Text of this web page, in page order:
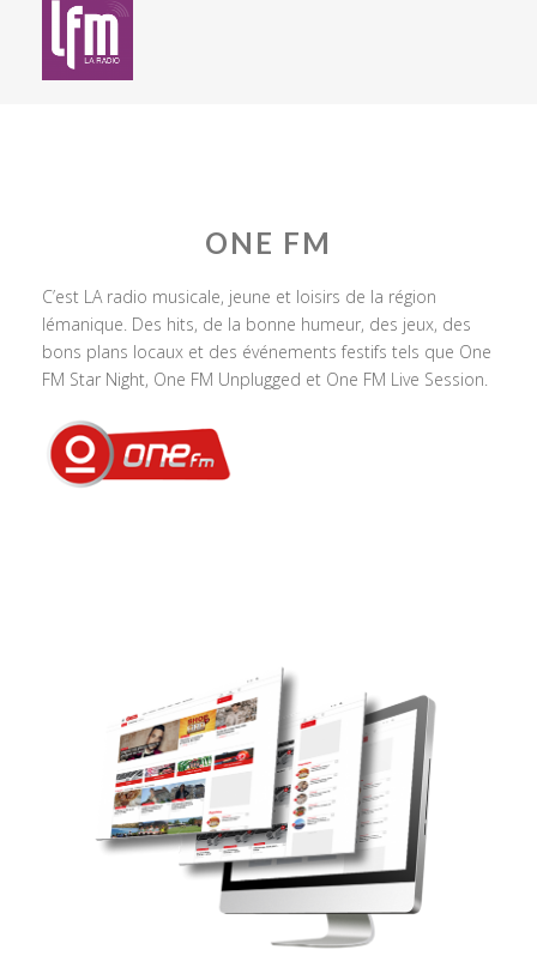
ONE FM
C’est LA radio musicale, jeune et loisirs de la région
lémanique. Des hits, de la bonne humeur, des jeux, des
bons plans locaux et des événements festifs tels que One
FM Star Night, One FM Unplugged et One FM Live Session.